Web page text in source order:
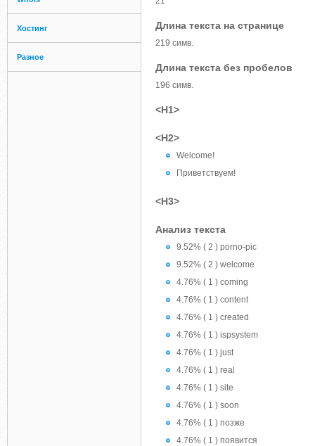
Хостинг
Разное
Длина текста на странице
219 симв.
Длина текста без пробелов
196 симв.
<H1>
<H2>
Welcome!
Приветствуем!
<H3>
Анализ текста
9.52% ( 2 ) porno-pic
9.52% ( 2 ) welcome
4.76% ( 1 ) coming
4.76% ( 1 ) content
4.76% ( 1 ) created
4.76% ( 1 ) ispsystem
4.76% ( 1 ) just
4.76% ( 1 ) real
4.76% ( 1 ) site
4.76% ( 1 ) soon
4.76% ( 1 ) позже
4.76% ( 1 ) появится